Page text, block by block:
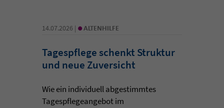
14.07.2026 | • ALTENHILFE
Tagespflege schenkt Struktur
und neue Zuversicht
Wie ein individuell abgestimmtes
Tagespflegeangebot im